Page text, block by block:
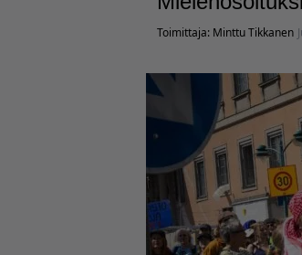
Toimittaja: Minttu Tikkanen